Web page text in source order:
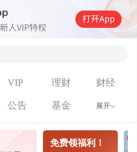
VIP 理财 财经
公告 基金 展开
免费领福利！